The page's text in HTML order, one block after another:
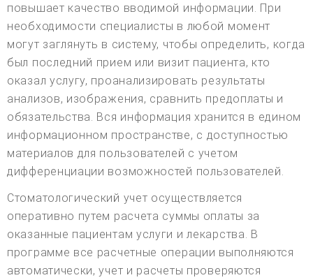
повышает качество вводимой информации. При
необходимости специалисты в любой момент
могут заглянуть в систему, чтобы определить, когда
был последний прием или визит пациента, кто
оказал услугу, проанализировать результаты
анализов, изображения, сравнить предоплаты и
обязательства. Вся информация хранится в едином
информационном пространстве, с доступностью
материалов для пользователей с учетом
дифференциации возможностей пользователей.
Стоматологический учет осуществляется
оперативно путем расчета суммы оплаты за
оказанные пациентам услуги и лекарства. В
программе все расчетные операции выполняются
автоматически, учет и расчеты проверяются